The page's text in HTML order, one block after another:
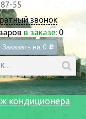
звонок
в заказе: 0
Заказать на 0 c
55
кондиционера